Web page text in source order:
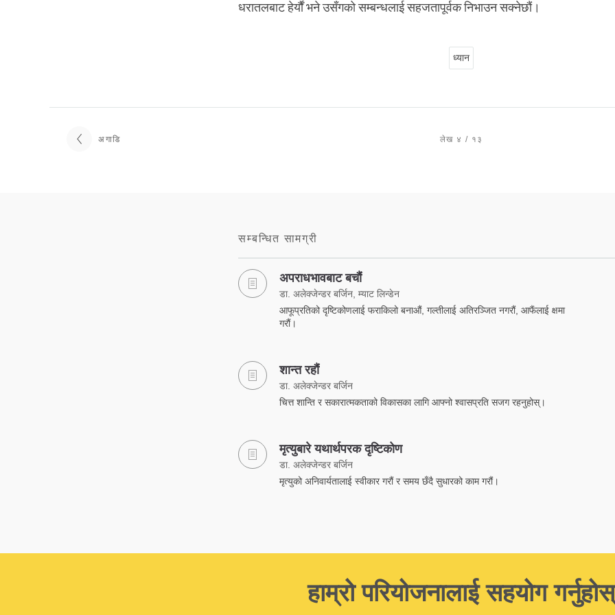
धरातलबाट हेर्यौं भने उसँगको सम्बन्धलाई सहजतापूर्वक निभाउन सक्नेछौं।
ध्यान
अगाडि लेख ४ / १३
सम्बन्धित सामग्री
अपराधभावबाट बचौं
डा. अलेक्जेन्डर बर्जिन, म्याट लिन्डेन
आफूप्रतिको दृष्टिकोणलाई फराकिलो बनाऔं, गल्तीलाई अतिरञ्जित नगरौं, आफैंलाई क्षमा
गरौं।
शान्त रहौं
डा. अलेक्जेन्डर बर्जिन
चित्त शान्ति र सकारात्मकताको विकासका लागि आफ्नो श्वासप्रति सजग रहनुहोस्।
मृत्युबारे यथार्थपरक दृष्टिकोण
डा. अलेक्जेन्डर बर्जिन
मृत्युको अनिवार्यतालाई स्वीकार गरौं र समय छँदै सुधारको काम गरौं।
हाम्रो परियोजनालाई सहयोग गर्नुहोस्